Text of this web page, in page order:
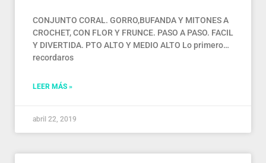
CONJUNTO CORAL. GORRO,BUFANDA Y MITONES A
CROCHET, CON FLOR Y FRUNCE. PASO A PASO. FACIL
Y DIVERTIDA. PTO ALTO Y MEDIO ALTO Lo primero…
recordaros
LEER MÁS »
abril 22, 2019